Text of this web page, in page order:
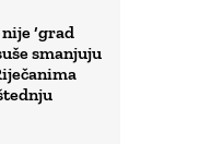
‘grad
smanjuju